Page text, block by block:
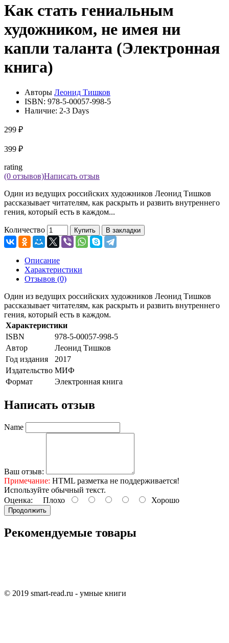
Как стать гениальным
художником, не имея ни
капли таланта (Электронная
книга)
Авторы Леонид Тишков
ISBN: 978-5-00057-998-5
Наличие: 2-3 Days
299 ₽
399 ₽
rating
(0 отзывов)Написать отзыв
Один из ведущих российских художников Леонид Тишков
рассказывает читателям, как раскрыть и развить внутреннего
гения, который есть в каждом...
Количество Купить В закладки
Описание
Характеристики
Отзывов (0)
Один из ведущих российских художников Леонид Тишков
рассказывает читателям, как раскрыть и развить внутреннего
гения, который есть в каждом.
Характеристики
ISBN
978-5-00057-998-5
Автор
Леонид Тишков
Год издания
2017
Издательство МИФ
Формат
Электронная книга
Написать отзыв
Name
Ваш отзыв:
Примечание: HTML разметка не поддерживается!
Используйте обычный текст.
Оценка: Плохо Хорошо
Продолжить
Рекомендуемые товары
© 2019 smart-read.ru - умные книги